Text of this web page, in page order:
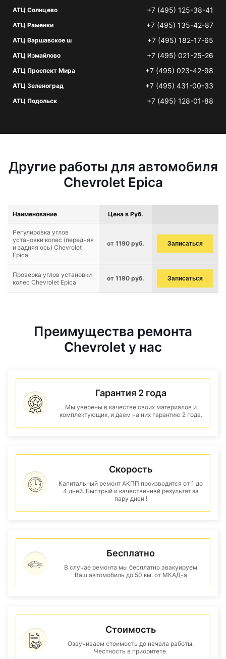
АТЦ Солнцево +7 (495) 125-38-41
АТЦ Раменки +7 (495) 135-42-87
АТЦ Варшавское ш +7 (495) 182-17-65
АТЦ Измайлово +7 (495) 021-25-26
АТЦ Проспект Мира +7 (495) 023-42-98
АТЦ Зеленоград +7 (495) 431-00-33
АТЦ Подольск +7 (495) 128-01-88
Другие работы для автомобиля
Chevrolet Epica
Наименование Цена в Руб.
Регулировка углов
установки колес (передняя
и задняя ось) Chevrolet
Epica
от 1190 руб. Записаться
Проверка углов установки
колес Chevrolet Epica
от 1190 руб. Записаться
Преимущества ремонта
Chevrolet у нас
Гарантия 2 года
Мы уверены в качестве своих материалов и
комплектующих, и даем на них гарантию 2 года.
Скорость
Капитальный ремонт АКПП производится от 1 до
4 дней. Быстрый и качественнвй результат за
пару дней !
Бесплатно
В случае ремонта мы бесплатно эвакуируем
Ваш автомобиль до 50 км. от МКАД-а
Стоимость
Озвучиваем стоимость до начала работы.
Честность в приоритете.